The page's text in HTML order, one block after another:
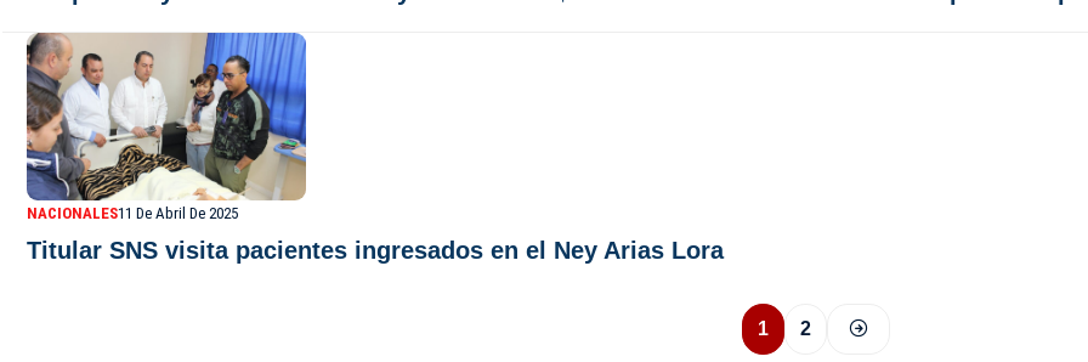
NACIONALES11 De Abril De 2025
Titular SNS visita pacientes ingresados en el Ney Arias Lora
1 2